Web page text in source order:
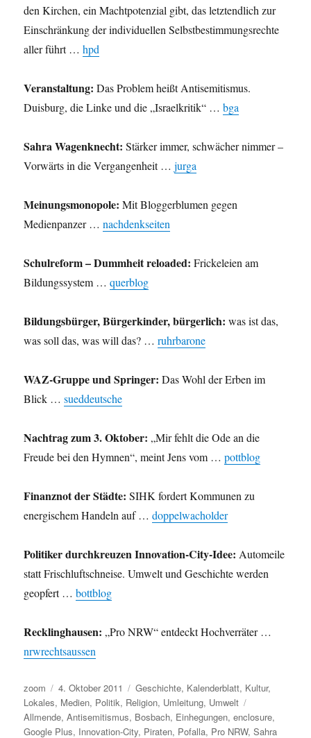
den Kirchen, ein Machtpotenzial gibt, das letztendlich zur
Einschränkung der individuellen Selbstbestimmungsrechte
aller führt …hpd
Veranstaltung: Das Problem heißt Antisemitismus.
Duisburg, die Linke und die „Israelkritik“ …bga
Sahra Wagenknecht: Stärker immer, schwächer nimmer –
Vorwärts in die Vergangenheit …jurga
Meinungsmonopole: Mit Bloggerblumen gegen
Medienpanzer …nachdenkseiten
Schulreform – Dummheit reloaded: Frickeleien am
Bildungssystem …querblog
Bildungsbürger, Bürgerkinder, bürgerlich: was ist das,
was soll das, was will das? …ruhrbarone
WAZ-Gruppe und Springer: Das Wohl der Erben im
Blick …sueddeutsche
Nachtrag zum 3. Oktober: „Mir fehlt die Ode an die
Freude bei den Hymnen“, meint Jens vom …pottblog
Finanznot der Städte: SIHK fordert Kommunen zu
energischem Handeln auf …doppelwacholder
Politiker durchkreuzen Innovation-City-Idee: Automeile
statt Frischluftschneise. Umwelt und Geschichte werden
geopfert …bottblog
Recklinghausen: „Pro NRW“ entdeckt Hochverräter …
nrwrechtsaussen
Autor
zoom
Veröffentlicht
am
4. Oktober 2011 Kategorien
Geschichte, Kalenderblatt, Kultur,
Lokales, Medien, Politik, Religion, Umleitung, Umwelt
Allmende,Antisemitismus, Bosbach, Einhegungen,enclosure,
Google Plus, Innovation-City, Piraten, Pofalla, Pro NRW,Sahra